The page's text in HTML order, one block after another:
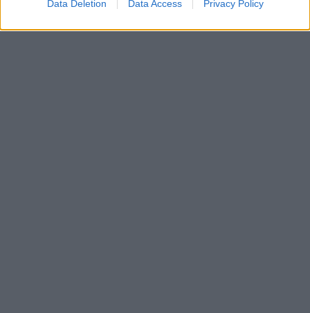
Data Deletion Data Access Privacy Policy